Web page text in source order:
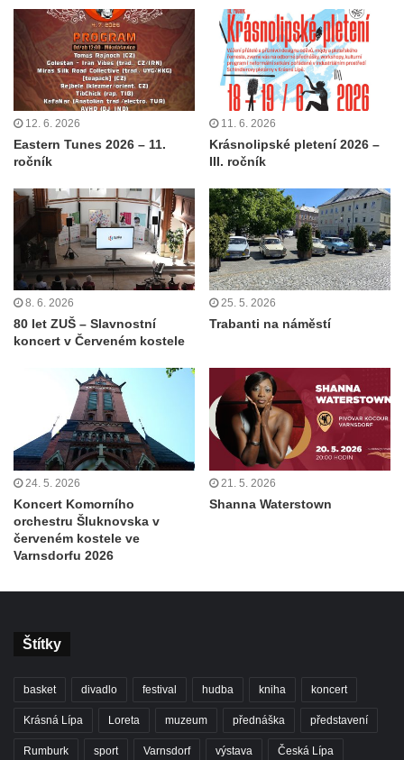
12. 6. 2026
Eastern Tunes 2026 – 11.
ročník
11. 6. 2026
Krásnolipské pletení 2026 –
III. ročník
8. 6. 2026
80 let ZUŠ – Slavnostní
koncert v Červeném kostele
25. 5. 2026
Trabanti na náměstí
24. 5. 2026
Koncert Komorního
orchestru Šluknovska v
červeném kostele ve
Varnsdorfu 2026
21. 5. 2026
Shanna Waterstown
Štítky
basket divadlo festival hudba kniha koncert
Krásná Lípa Loreta muzeum přednáška představení
Rumburk sport Varnsdorf výstava Česká Lípa